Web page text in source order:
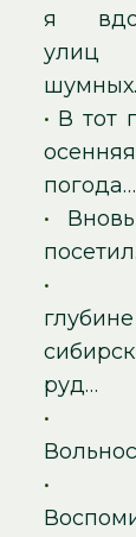
я
улиц
• В тот
осенняя
погода…
•
•
глубине
руд…
•
•